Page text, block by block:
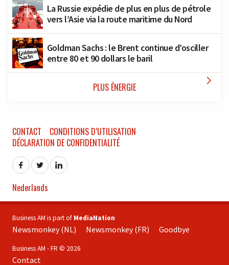
La Russie expédie de plus en plus de pétrole
vers l’Asie via la route maritime du Nord
Goldman Sachs : le Brent continue d’osciller
entre 80 et 90 dollars le baril
PLUS ÉNERGIE 
CONTACT
CONDITIONS D’UTILISATION
DÉCLARATION DE CONFIDENTIALITÉ
Nederlands
Business AM is part of MediaNation
Newsmonkey (NL) Newsmonkey (FR) Goodbye
Business AM - FR © 2026
Contact